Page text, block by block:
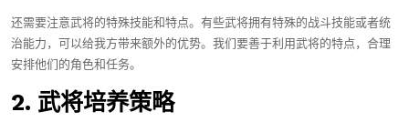
还需要注意武将的特殊技能和特点。有些武将拥有特殊的战斗技能或者统
治能力，可以给我方带来额外的优势。我们要善于利用武将的特点，合理
安排他们的角色和任务。
2. 武将培养策略